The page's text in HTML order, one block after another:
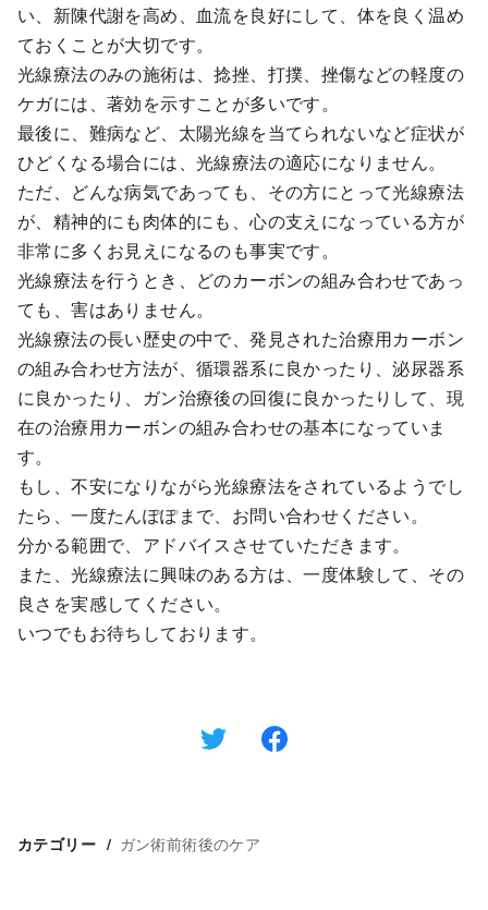
い、新陳代謝を高め、血流を良好にして、体を良く温め
ておくことが大切です。
光線療法のみの施術は、捻挫、打撲、挫傷などの軽度の
ケガには、著効を示すことが多いです。
最後に、難病など、太陽光線を当てられないなど症状が
ひどくなる場合には、光線療法の適応になりません。
ただ、どんな病気であっても、その方にとって光線療法
が、精神的にも肉体的にも、心の支えになっている方が
非常に多くお見えになるのも事実です。
光線療法を行うとき、どのカーボンの組み合わせであっ
ても、害はありません。
光線療法の長い歴史の中で、発見された治療用カーボン
の組み合わせ方法が、循環器系に良かったり、泌尿器系
に良かったり、ガン治療後の回復に良かったりして、現
在の治療用カーボンの組み合わせの基本になっていま
す。
もし、不安になりながら光線療法をされているようでし
たら、一度たんぽぽまで、お問い合わせください。
分かる範囲で、アドバイスさせていただきます。
また、光線療法に興味のある方は、一度体験して、その
良さを実感してください。
いつでもお待ちしております。
カテゴリー ガン術前術後のケア